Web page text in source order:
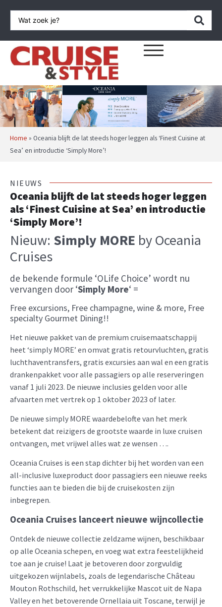
Home » Oceania blijft de lat steeds hoger leggen als ‘Finest Cuisine at
Sea’ en introductie ‘Simply More’!
NIEUWS
Oceania blijft de lat steeds hoger leggen
als ‘Finest Cuisine at Sea’ en introductie
‘Simply More’!
Nieuw: Simply MORE by Oceania
Cruises
de bekende formule ‘OLife Choice’ wordt nu
vervangen door ‘Simply More‘ =
Free excursions, Free champagne, wine & more, Free
specialty Gourmet Dining!!
Het nieuwe pakket van de premium cruisemaatschappij
heet ‘simply MORE’ en omvat gratis retourvluchten, gratis
luchthaventransfers, gratis excursies aan wal en een gratis
drankenpakket voor alle passagiers op alle reserveringen
vanaf 1 juli 2023. De nieuwe inclusies gelden voor alle
afvaarten met vertrek op 1 oktober 2023 of later.
De nieuwe simply MORE waardebelofte van het merk
betekent dat reizigers de grootste waarde in luxe cruisen
ontvangen, met vrijwel alles wat ze wensen ….
Oceania Cruises is een stap dichter bij het worden van een
all-inclusive luxeproduct door passagiers een nieuwe reeks
functies aan te bieden die bij de cruisekosten zijn
inbegrepen.
Oceania Cruises lanceert nieuwe wijncollectie
Ontdek de nieuwe collectie zeldzame wijnen, beschikbaar
op alle Oceania schepen, en voeg wat extra feestelijkheid
toe aan je cruise! Laat je betoveren door zorgvuldig
uitgekozen wijnlabels, zoals de legendarische Château
Mouton Rothschild, het verrukkelijke Mascot uit de Napa
Valley en het betoverende Ornellaia uit Toscane, terwijl je